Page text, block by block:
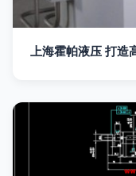
上海霍帕液压 打造